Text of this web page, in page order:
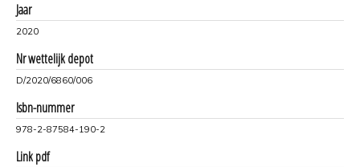
Jaar
2020
Nr wettelijk depot
D/2020/6860/006
Isbn-nummer
978-2-87584-190-2
Link pdf